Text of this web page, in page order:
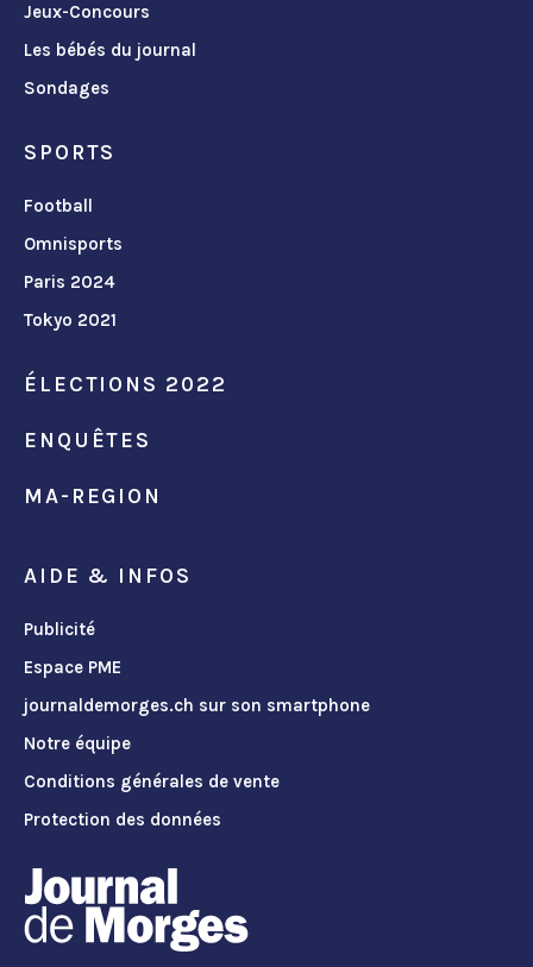
Jeux-Concours
Les bébés du journal
Sondages
SPORTS
Football
Omnisports
Paris 2024
Tokyo 2021
ÉLECTIONS 2022
ENQUÊTES
MA-REGION
AIDE & INFOS
Publicité
Espace PME
journaldemorges.ch sur son smartphone
Notre équipe
Conditions générales de vente
Protection des données